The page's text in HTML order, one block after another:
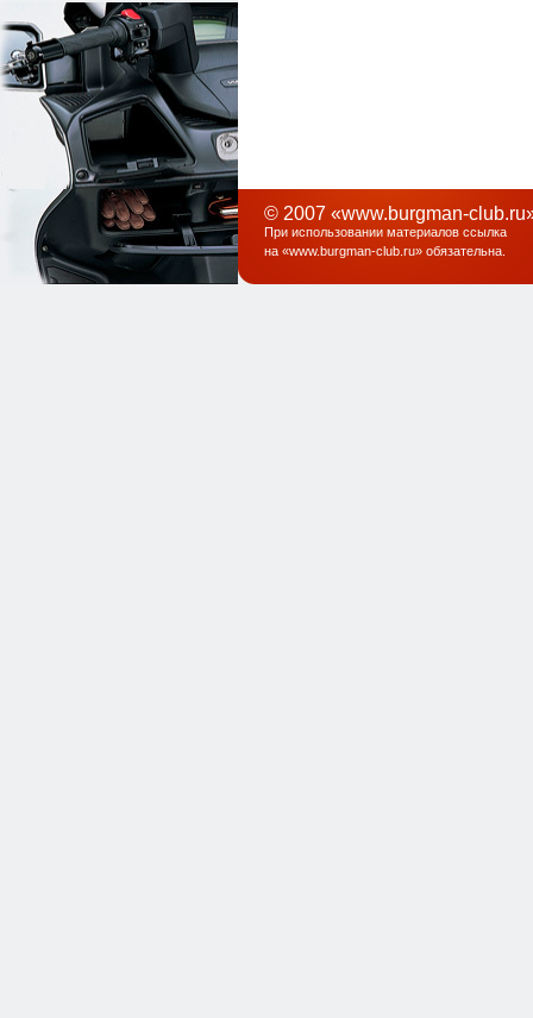
© 2007 «www.burgman-
При использовании материалов ссылка
на «www.burgman-club.ru» обязательна